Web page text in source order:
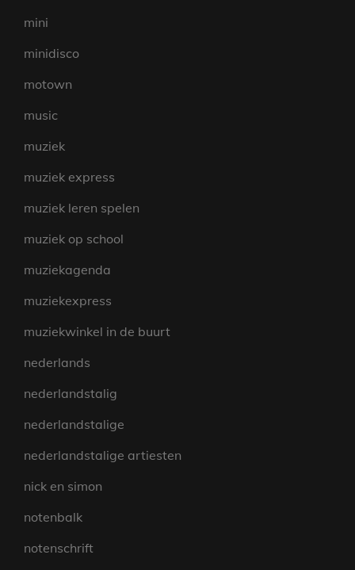
mini
minidisco
motown
music
muziek
muziek express
muziek leren spelen
muziek op school
muziekagenda
muziekexpress
muziekwinkel in de buurt
nederlands
nederlandstalig
nederlandstalige
nederlandstalige artiesten
nick en simon
notenbalk
notenschrift